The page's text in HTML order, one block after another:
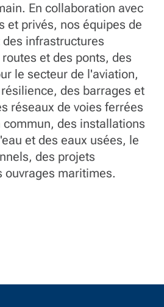
En collaboration avec
et privés, nos équipes de
infrastructures
et des ponts, des
le secteur de l'aviation,
des barrages et
réseaux de voies ferrées
des installations
et des eaux usées, le
des projets
ouvrages maritimes.